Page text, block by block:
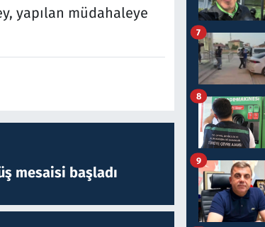
yapılan müdahaleye
mesaisi başladı
7
8
9